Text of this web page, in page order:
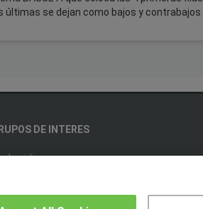
se dejan como bajos y contrabajos
DE INTERES
los idiomas